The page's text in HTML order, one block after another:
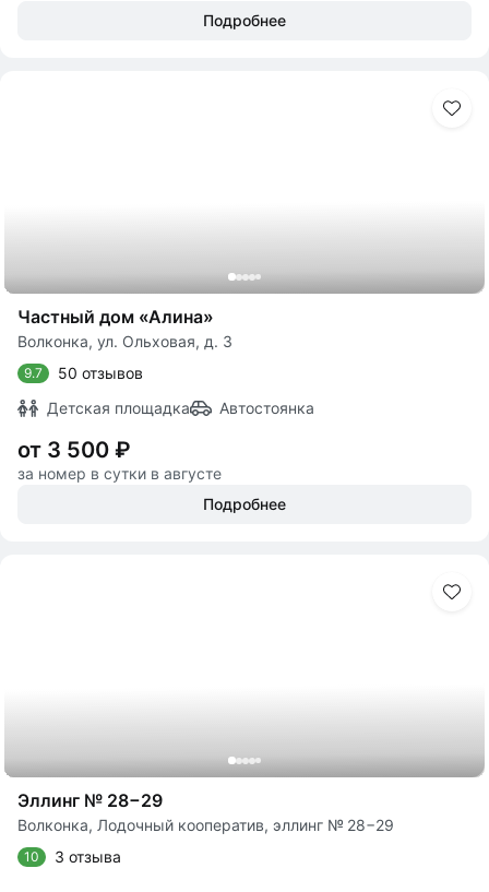
Подробнее
Частный дом «Алина»
Волконка, ул. Ольховая, д. 3
9.7
50 отзывов
Детская площадка
Автостоянка
от 3 500 ₽
за номер в сутки в августе
Подробнее
Эллинг № 28−29
Волконка, Лодочный кооператив, эллинг № 28−29
10 3 отзыва